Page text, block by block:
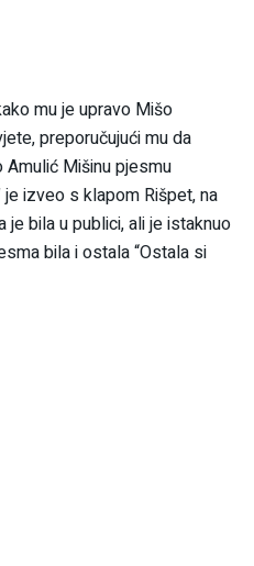
mu je upravo Mišo
preporučujući mu da
Mišinu pjesmu
izveo s klapom Rišpet, na
bila u publici, ali je istaknuo
bila i ostala “Ostala si